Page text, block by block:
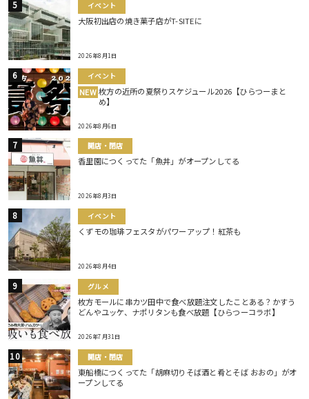
イベント
大阪初出店の焼き菓子店がT-SITEに
2026年8月1日
イベント
NEW 枚方の近所の夏祭りスケジュール2026【ひらつーまと
め】
2026年8月6日
開店・閉店
香里園につくってた「魚丼」がオープンしてる
2026年8月3日
イベント
くずモの珈琲フェスタがパワーアップ！紅茶も
2026年8月4日
グルメ
枚方モールに串カツ田中で食べ放題注文したことある？かすう
どんやユッケ、ナポリタンも食べ放題【ひらつーコラボ】
2026年7月31日
開店・閉店
東船橋につくってた「胡麻切りそば酒と肴とそば おおの」がオ
ープンしてる